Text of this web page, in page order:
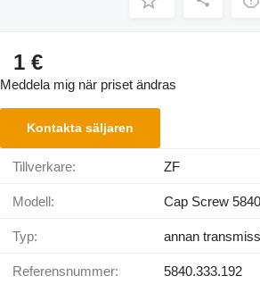
1 €
Meddela mig när priset ändras
Kontakta säljaren
Tillverkare: ZF
Modell: Cap Screw
Typ: annan
Referensnummer: 5840.333.192